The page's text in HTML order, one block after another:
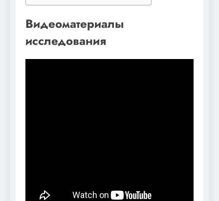
Видеоматериалы
исследования